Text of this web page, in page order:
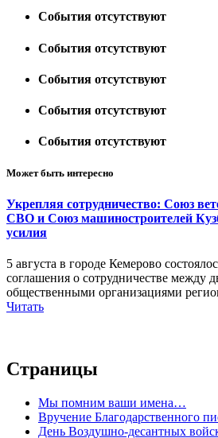
События отсутствуют
События отсутствуют
События отсутствуют
События отсутствуют
События отсутствуют
Может быть интересно
Укрепляя сотрудничество: Союз
СВО и Союз машиностроителей
усилия
5 августа в городе Кемерово
соглашения о сотрудничестве между
общественными организациями
Читать
Страницы
Мы помним ваши имена…
Вручение Благодарственного
День Воздушно-десантных